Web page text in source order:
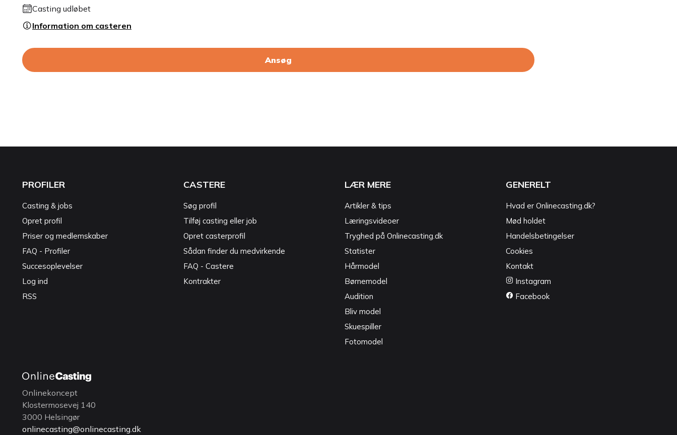
Casting udløbet
Information om casteren
Ansøg
PROFILER
Casting & jobs
Opret profil
Priser og medlemskaber
FAQ - Profiler
Succesoplevelser
Log ind
RSS
CASTERE
Søg profil
Tilføj casting eller job
Opret casterprofil
Sådan finder du medvirkende
FAQ - Castere
Kontrakter
LÆR MERE
Artikler & tips
Læringsvideoer
Tryghed på Onlinecasting.dk
Statister
Hårmodel
Børnemodel
Audition
Bliv model
Skuespiller
Fotomodel
GENERELT
Hvad er Onlinecasting.dk?
Mød holdet
Handelsbetingelser
Cookies
Kontakt
Instagram
Facebook
Onlinekoncept
Klostermosevej 140
3000 Helsingør
onlinecasting@onlinecasting.dk